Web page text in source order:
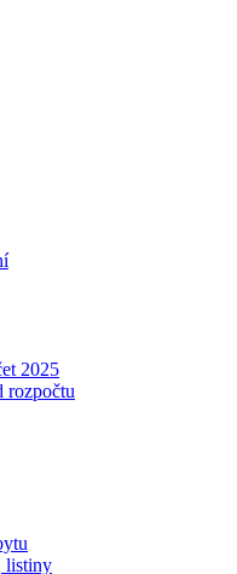
2025
rozpočtu
listiny